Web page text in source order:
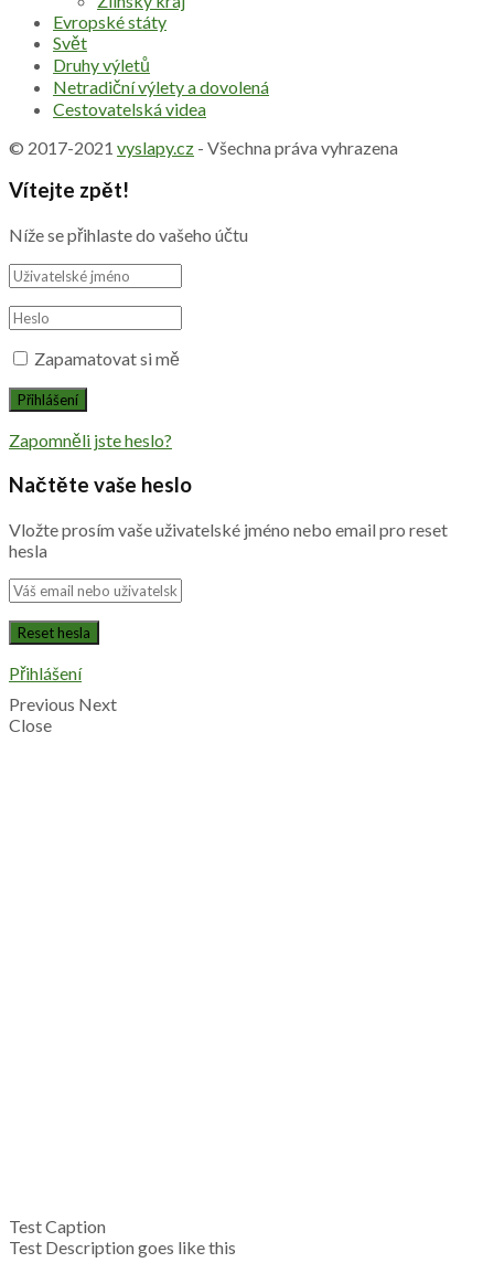
Evropské státy
Svět
Druhy výletů
Netradiční výlety a dovolená
Cestovatelská videa
© 2017-2021 vyslapy.cz - Všechna práva vyhrazena
Vítejte zpět!
Níže se přihlaste do vašeho účtu
Zapamatovat si mě
Zapomněli jste heslo?
Načtěte vaše heslo
Vložte prosím vaše uživatelské jméno nebo email pro reset
hesla
Přihlášení
Previous Next
Close
Test Caption
Test Description goes like this